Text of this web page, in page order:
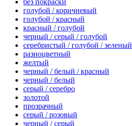
без покраски
голубой / коричневый
голубой / красный
красный / голубой
черный / серый / голубой
серебристый / голубой / зеленый
разноцветный
желтый
черный / белый / красный
черный / белый
серый / серебро
золотой
прозрачный
серый / розовый
черный / серый